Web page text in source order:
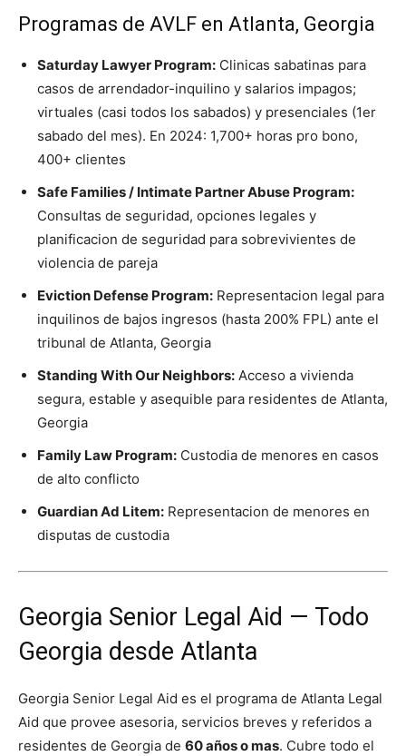
Programas de AVLF en Atlanta, Georgia
Saturday Lawyer Program: Clinicas sabatinas para
casos de arrendador-inquilino y salarios impagos;
virtuales (casi todos los sabados) y presenciales (1er
sabado del mes). En 2024: 1,700+ horas pro bono,
400+ clientes
Safe Families / Intimate Partner Abuse Program:
Consultas de seguridad, opciones legales y
planificacion de seguridad para sobrevivientes de
violencia de pareja
Eviction Defense Program: Representacion legal para
inquilinos de bajos ingresos (hasta 200% FPL) ante el
tribunal de Atlanta, Georgia
Standing With Our Neighbors: Acceso a vivienda
segura, estable y asequible para residentes de Atlanta,
Georgia
Family Law Program: Custodia de menores en casos
de alto conflicto
Guardian Ad Litem: Representacion de menores en
disputas de custodia
Georgia Senior Legal Aid — Todo
Georgia desde Atlanta
Georgia Senior Legal Aid es el programa de Atlanta Legal
Aid que provee asesoria, servicios breves y referidos a
residentes de Georgia de 60 años o mas. Cubre todo el